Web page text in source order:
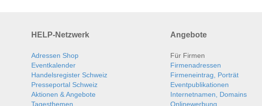
HELP-Netzwerk
Adressen Shop
Eventkalender
Handelsregister Schweiz
Presseportal Schweiz
Aktionen & Angebote
Tagesthemen
Angebote
Für Firmen
Firmenadressen
Firmeneintrag, Porträt
Eventpublikationen
Internetnamen, Domains
Onlinewerbung